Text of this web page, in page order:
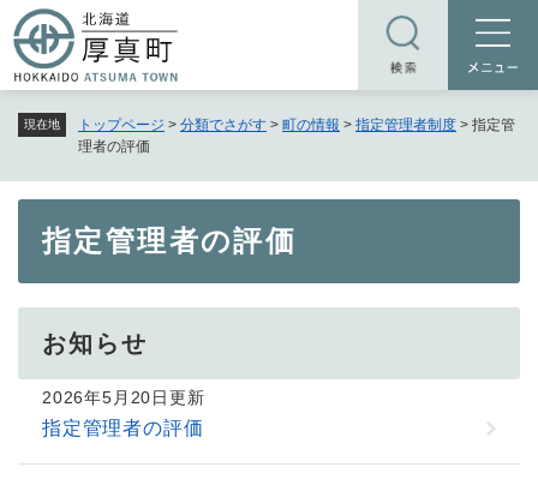
ー
ジ
で
現在地 トップページ > 分類でさがす > 町の情報 > 指定管理者制度 > 指定管
理者の評価
指定管理者の評価
お知らせ
2026年5月20日更新
指定管理者の評価